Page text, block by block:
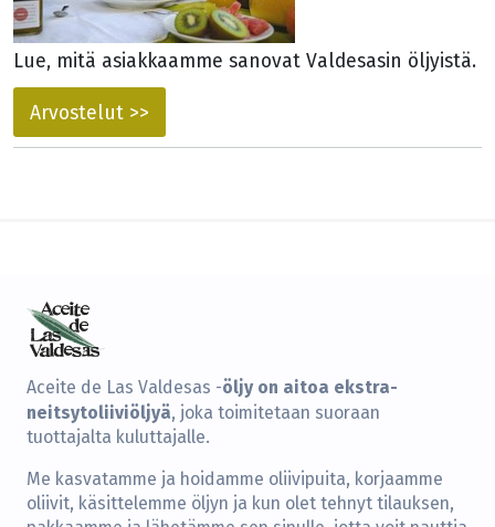
Lue, mitä asiakkaamme sanovat Valdesasin öljyistä.
Arvostelut >>
Aceite de Las Valdesas -öljy on aitoa ekstra-
neitsytoliiviöljyä, joka toimitetaan suoraan
tuottajalta kuluttajalle.
Me kasvatamme ja hoidamme oliivipuita, korjaamme
oliivit, käsittelemme öljyn ja kun olet tehnyt tilauksen,